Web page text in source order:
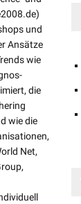
und
Ansätze
wie
die
wie die
Net,